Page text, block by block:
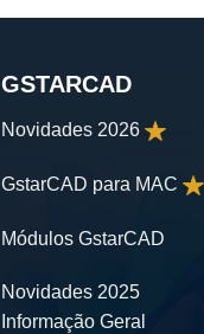
GSTARCAD
Novidades 2026
GstarCAD para MAC
Módulos GstarCAD
Novidades 2025
Informação Geral